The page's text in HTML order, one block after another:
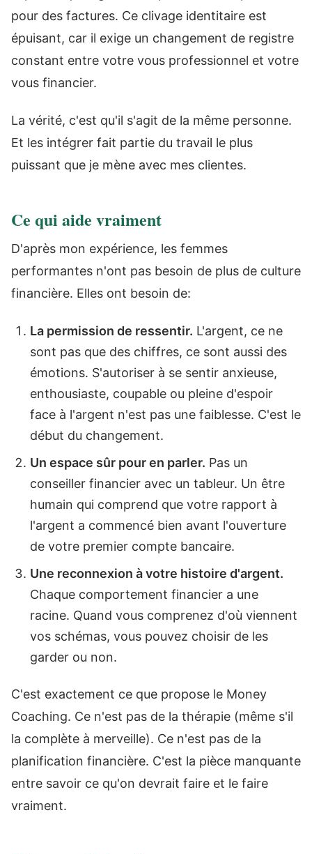
pour des factures. Ce clivage identitaire est
épuisant, car il exige un changement de registre
constant entre votre vous professionnel et votre
vous financier.
La vérité, c'est qu'il s'agit de la même personne.
Et les intégrer fait partie du travail le plus
puissant que je mène avec mes clientes.
Ce qui aide vraiment
D'après mon expérience, les femmes
performantes n'ont pas besoin de plus de culture
financière. Elles ont besoin de:
La permission de ressentir. L'argent, ce ne
sont pas que des chiffres, ce sont aussi des
émotions. S'autoriser à se sentir anxieuse,
enthousiaste, coupable ou pleine d'espoir
face à l'argent n'est pas une faiblesse. C'est le
début du changement.
Un espace sûr pour en parler. Pas un
conseiller financier avec un tableur. Un être
humain qui comprend que votre rapport à
l'argent a commencé bien avant l'ouverture
de votre premier compte bancaire.
Une reconnexion à votre histoire d'argent.
Chaque comportement financier a une
racine. Quand vous comprenez d'où viennent
vos schémas, vous pouvez choisir de les
garder ou non.
C'est exactement ce que propose le Money
Coaching. Ce n'est pas de la thérapie (même s'il
la complète à merveille). Ce n'est pas de la
planification financière. C'est la pièce manquante
entre savoir ce qu'on devrait faire et le faire
vraiment.